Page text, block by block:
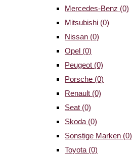
Mercedes-Benz (0)
Mitsubishi (0)
Nissan (0)
Opel (0)
Peugeot (0)
Porsche (0)
Renault (0)
Seat (0)
Skoda (0)
Sonstige Marken (0)
Toyota (0)